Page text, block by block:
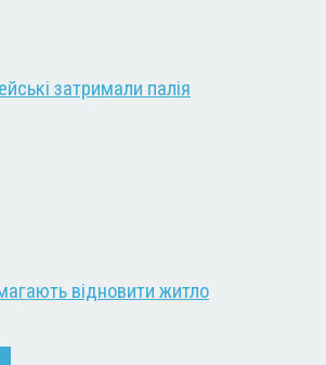
затримали палія
відновити житло